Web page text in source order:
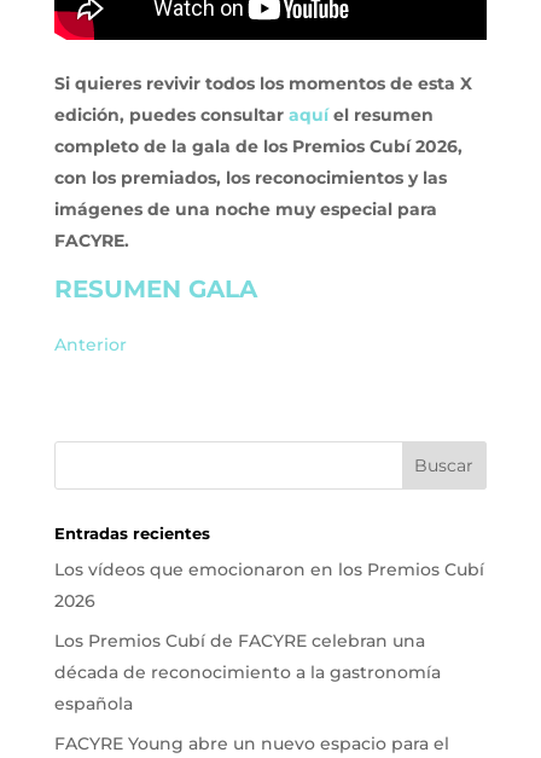
Si quieres revivir todos los momentos de esta X
edición, puedes consultar aquíel resumen
completo de la gala de los Premios Cubí 2026,
con los premiados, los reconocimientos y las
imágenes de una noche muy especial para
FACYRE.
RESUMEN GALA
Anterior
Entradas recientes
Los vídeos que emocionaron en los Premios Cubí
2026
Los Premios Cubí de FACYRE celebran una
década de reconocimiento a la gastronomía
española
FACYRE Young abre un nuevo espacio para el